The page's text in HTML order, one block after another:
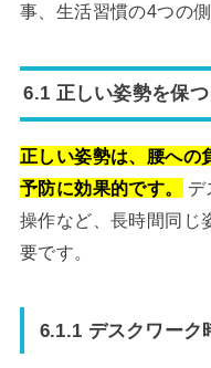
事、生活習慣の4つの
6.1 正しい姿勢を保つ
正しい姿勢は、腰への
予防に効果的です。
デ
操作など、長時間同じ
要です。
6.1.1 デスクワーク